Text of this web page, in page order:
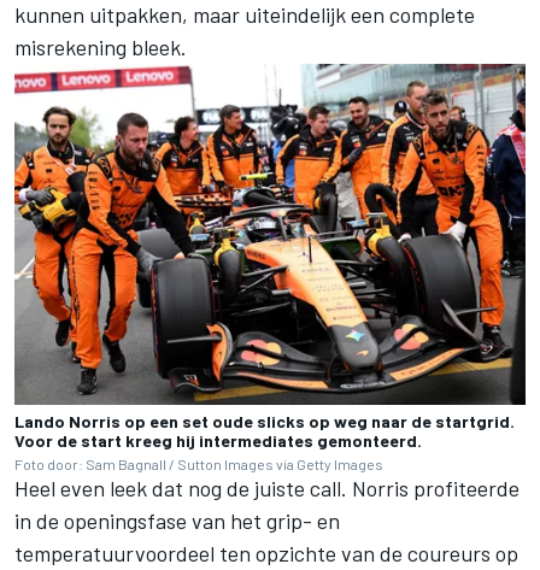
kunnen uitpakken, maar uiteindelijk een complete
misrekening bleek.
Lando Norris op een set oude slicks op weg naar de startgrid.
Voor de start kreeg hij intermediates gemonteerd.
Foto door: Sam Bagnall / Sutton Images via Getty Images
Heel even leek dat nog de juiste call. Norris profiteerde
in de openingsfase van het grip- en
temperatuurvoordeel ten opzichte van de coureurs op